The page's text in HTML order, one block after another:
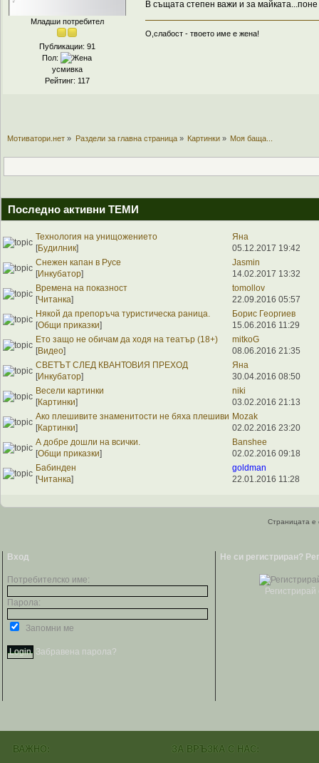
Младши потребител
Публикации: 91
Пол:
усмивка
Рейтинг: 117
В същата степен важи и за
О,слабост - твоето име е жена!
Мотиватори.нет » Раздели за главна страница» Картинки» Моя баща...
Последно активни ТЕМИ
Технология на унищожението
[Будилник]
Яна
05.12.2017 19:42
Снежен капан в Русе
[Инкубатор]
Jasmin
14.02.2017 13:32
Времена на показност
[Читанка]
tomollov
22.09.2016 05:57
Някой да препоръча туристическа раница.
[Общи приказки]
Борис Георгиев
15.06.2016 11:29
Ето защо не обичам да ходя на театър (18+)
[Видео]
mitkoG
08.06.2016 21:35
СВЕТЪТ СЛЕД КВАНТОВИЯ ПРЕХОД
[Инкубатор]
Яна
30.04.2016 08:50
Весели картинки
[Картинки]
niki
03.02.2016 21:13
Ако плешивите знаменитости не бяха плешиви
[Картинки]
Mozak
02.02.2016 23:20
А добре дошли на всички.
[Общи приказки]
Banshee
02.02.2016 09:18
Бабинден
[Читанка]
goldman
22.01.2016 11:28
Страницата е
Вход
Потребителско име:
Парола:
Запомни ме
Забравена парола?
Не си регистриран?
Регистрирай
ВАЖНО: ЗА ВРЪЗКА С НАС: